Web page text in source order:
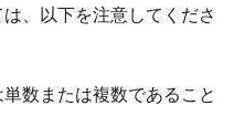
、以下を注意してくださ
数または複数であること